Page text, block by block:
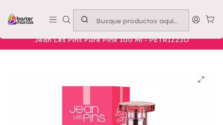
Emprende con nosotros -Compra mínima $50.000
Nuestros Productos Belleza Cuerpo
Jean Les Pins Pure Pink 100 Ml - PETRIZZIO